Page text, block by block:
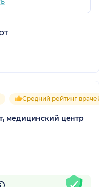
Средний рейтинг врачей
медицинский центр